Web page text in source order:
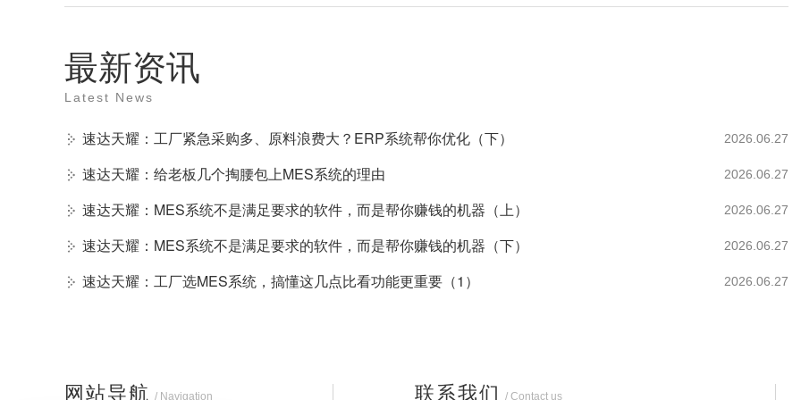
最新资讯
Latest News
速达天耀：工厂紧急采购多、原料浪费大？ERP系统帮你优化（下） 2026.06.27
速达天耀：给老板几个掏腰包上MES系统的理由 2026.06.27
速达天耀：MES系统不是满足要求的软件，而是帮你赚钱的机器（上） 2026.06.27
速达天耀：MES系统不是满足要求的软件，而是帮你赚钱的机器（下） 2026.06.27
速达天耀：工厂选MES系统，搞懂这几点比看功能更重要（1） 2026.06.27
网站导航 / Navigation 联系我们 / Contact us